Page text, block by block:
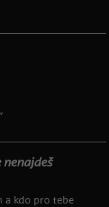
nenajdeš
a kdo pro tebe